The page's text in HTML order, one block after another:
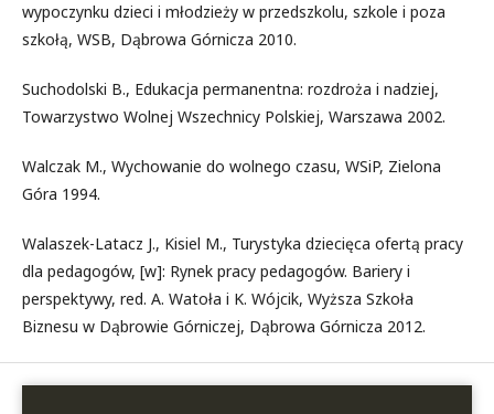
wypoczynku dzieci i młodzieży w przedszkolu, szkole i poza
szkołą, WSB, Dąbrowa Górnicza 2010.
Suchodolski B., Edukacja permanentna: rozdroża i nadziej,
Towarzystwo Wolnej Wszechnicy Polskiej, Warszawa 2002.
Walczak M., Wychowanie do wolnego czasu, WSiP, Zielona
Góra 1994.
Walaszek-Latacz J., Kisiel M., Turystyka dziecięca ofertą pracy
dla pedagogów, [w]: Rynek pracy pedagogów. Bariery i
perspektywy, red. A. Watoła i K. Wójcik, Wyższa Szkoła
Biznesu w Dąbrowie Górniczej, Dąbrowa Górnicza 2012.